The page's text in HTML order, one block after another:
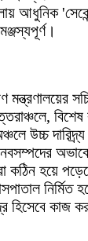
আধুনিক
মন্ত্রণালয়ের
উচ্চ দারিদ্র্য
কঠিন হয়ে
নির্মিত
হিসেবে কাজ